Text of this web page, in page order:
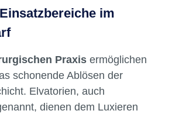
im
Praxis ermöglichen
schonende Ablösen der
Elvatorien, auch
dienen dem Luxieren